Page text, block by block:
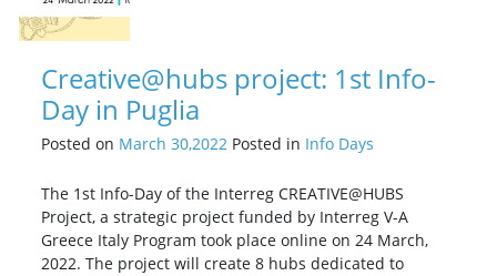
Creative@hubs project: 1st Info-
Day in Puglia
Posted on March 30,2022 Posted in Info Days
The 1st Info-Day of the Interreg CREATIVE@HUBS
Project, a strategic project funded by Interreg V-A
Greece Italy Program took place online on 24 March,
2022. The project will create 8 hubs dedicated to